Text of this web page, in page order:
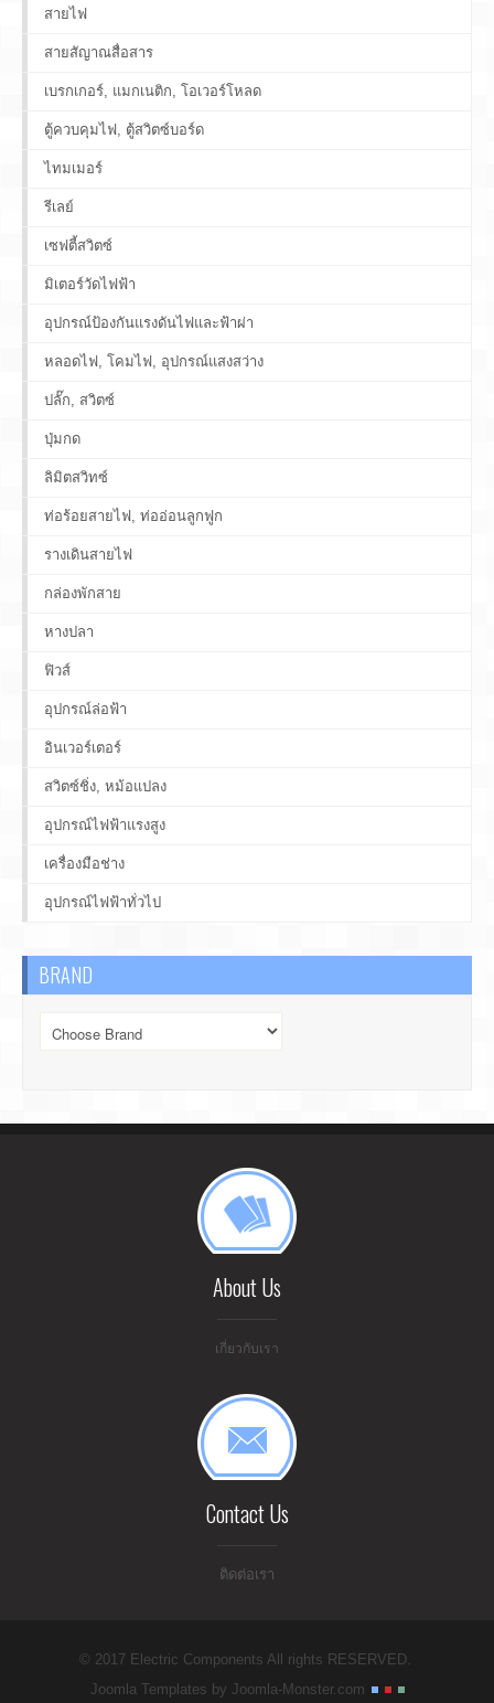
สายไฟ
สายสัญาณสื่อสาร
เบรกเกอร์, แมกเนติก, โอเวอร์โหลด
ตู้ควบคุมไฟ, ตู้สวิตซ์บอร์ด
ไทมเมอร์
รีเลย์
เซฟตี้สวิตซ์
มิเตอร์วัดไฟฟ้า
อุปกรณ์ป้องกันแรงดันไฟและฟ้าผ่า
หลอดไฟ, โคมไฟ, อุปกรณ์แสงสว่าง
ปลั๊ก, สวิตซ์
ปุ่มกด
ลิมิตสวิทซ์
ท่อร้อยสายไฟ, ท่ออ่อนลูกฟูก
รางเดินสายไฟ
กล่องพักสาย
หางปลา
ฟิวส์
อุปกรณ์ล่อฟ้า
อินเวอร์เตอร์
สวิตซ์ชิ่ง, หม้อแปลง
อุปกรณ์ไฟฟ้าแรงสูง
เครื่องมือช่าง
อุปกรณ์ไฟฟ้าทั่วไป
BRAND
About Us
เกี่ยวกับเรา
Contact Us
ติดต่อเรา
© 2017 Electric Components All rights RESERVED.
Joomla Templates by Joomla-Monster.com